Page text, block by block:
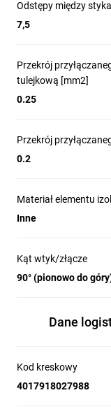
Odstępy między
7,5
Przekrój
tulejkową [mm2]
0.25
Przekrój
0.2
Materiał elementu
Inne
Kąt wtyk/złącze
90° (pionowo do
Dane
Kod kreskowy
4017918027988